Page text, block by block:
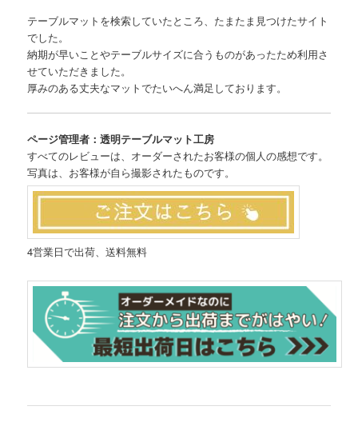
テーブルマットを検索していたところ、たまたま見つけたサイト
でした。
納期が早いことやテーブルサイズに合うものがあったため利用さ
せていただきました。
厚みのある丈夫なマットでたいへん満足しております。
ページ管理者：透明テーブルマット工房
すべてのレビューは、オーダーされたお客様の個人の感想です。
写真は、お客様が自ら撮影されたものです。
4営業日で出荷、送料無料